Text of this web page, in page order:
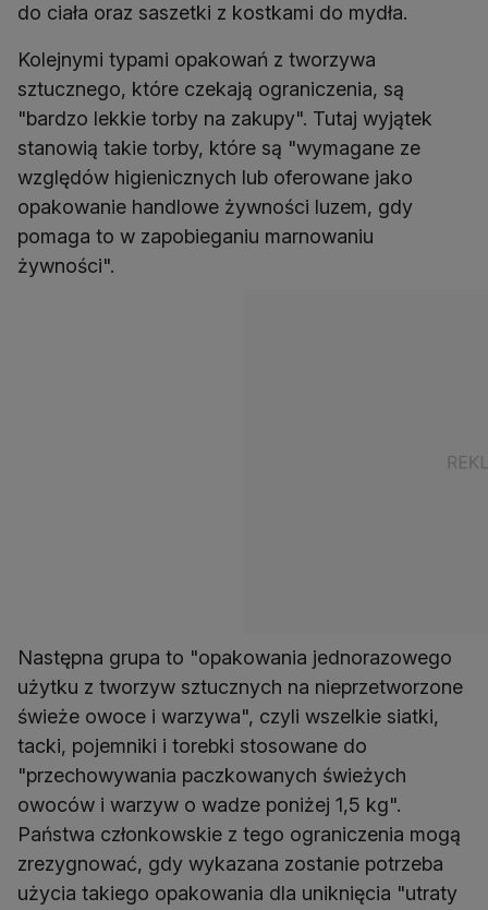
do ciała oraz saszetki z kostkami do mydła.
Kolejnymi typami opakowań z tworzywa
sztucznego, które czekają ograniczenia, są
"bardzo lekkie torby na zakupy". Tutaj wyjątek
stanowią takie torby, które są "wymagane ze
względów higienicznych lub oferowane jako
opakowanie handlowe żywności luzem, gdy
pomaga to w zapobieganiu marnowaniu
żywności".
Następna grupa to "opakowania jednorazowego
użytku z tworzyw sztucznych na nieprzetworzone
świeże owoce i warzywa", czyli wszelkie siatki,
tacki, pojemniki i torebki stosowane do
"przechowywania paczkowanych świeżych
owoców i warzyw o wadze poniżej 1,5 kg".
Państwa członkowskie z tego ograniczenia mogą
zrezygnować, gdy wykazana zostanie potrzeba
użycia takiego opakowania dla uniknięcia "utraty